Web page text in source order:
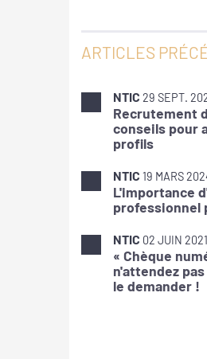
ARTICLES
NTIC 29 SEPT.
Recrutement
conseils pour
profils
NTIC 19 MARS
L'importance
professionnel
NTIC 02 JUIN 2021
« Chèque
n'attendez
le demander !